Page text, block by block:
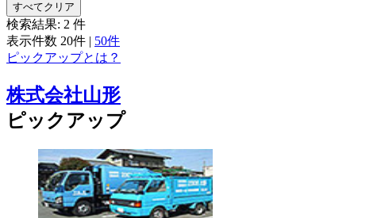
すべてクリア
検索結果: 2 件
表示件数 20件 | 50件
ピックアップとは？
株式会社山形
ピックアップ